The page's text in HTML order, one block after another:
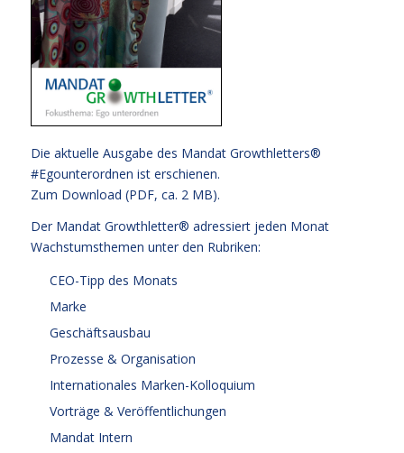
Die aktuelle Ausgabe des Mandat Growthletters®
#Egounterordnen ist erschienen.
Zum Download (PDF, ca. 2 MB).
Der Mandat Growthletter® adressiert jeden Monat
Wachstumsthemen unter den Rubriken:
CEO-Tipp des Monats
Marke
Geschäftsausbau
Prozesse & Organisation
Internationales Marken-Kolloquium
Vorträge & Veröffentlichungen
Mandat Intern